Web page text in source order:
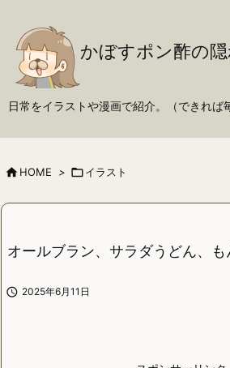
かぼすポン酢の
日常をイラストや漫画で紹介。（できれば
 HOME > イラスト
オールブラン、サラダうどん、
 2025年6月11日